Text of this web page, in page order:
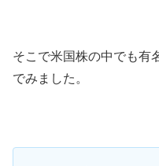
そこで米国株の中でも有
でみました。